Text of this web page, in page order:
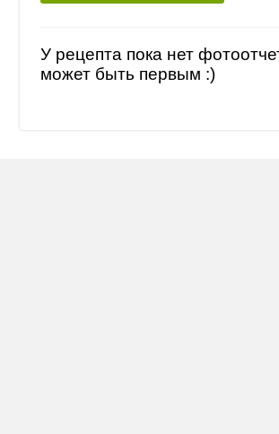
У рецепта пока нет
может быть первым :)